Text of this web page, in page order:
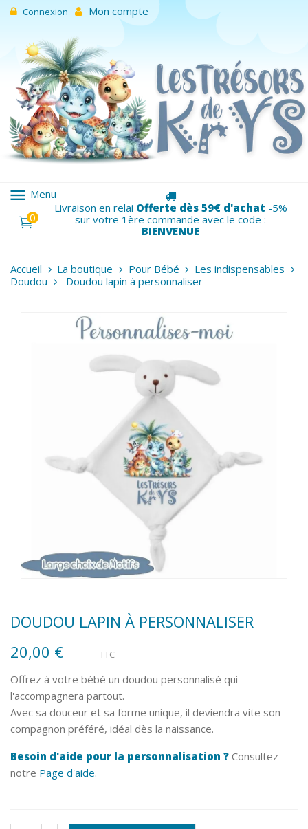
Connexion Mon compte
menu Menu
0
Livraison en relai Offerte dès 59€ d'achat -5%
sur votre 1ère commande avec le code :
BIENVENUE
Accueil La boutique Pour Bébé
Les indispensables
Doudou
Doudou lapin à personnaliser
DOUDOU LAPIN À PERSONNALISER
20,00 €
TTC
Offrez à votre bébé un doudou personnalisé qui
l'accompagnera partout.
Avec sa douceur et sa forme unique, il deviendra vite son
compagnon préféré, idéal dès la naissance.
Besoin d'aide pour la personnalisation ? Consultez
notre Page d'aide.